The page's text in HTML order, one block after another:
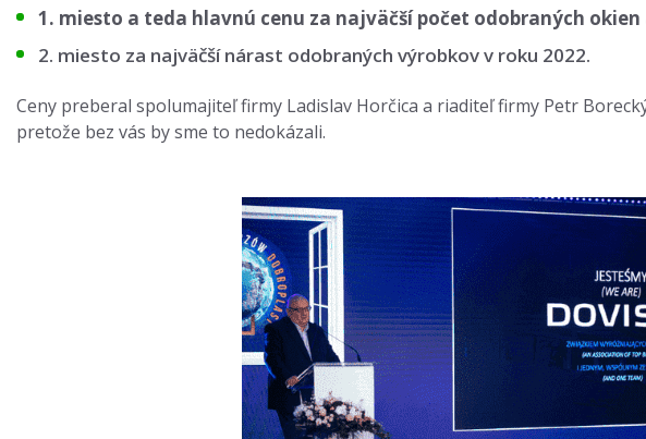
1. miesto a teda hlavnú cenu za najväčší počet odobraných okien
2. miesto za najväčší nárast odobraných výrobkov v roku 2022.
Ceny preberal spolumajiteľ firmy Ladislav Horčica a riaditeľ firmy Petr
pretože bez vás by sme to nedokázali.